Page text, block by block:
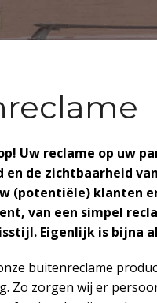
Uw reclame op uw
en de zichtbaarheid
(potentiële) klanten
van een simpel
Eigenlijk is bijna
buitenreclame
Zo zorgen wij er